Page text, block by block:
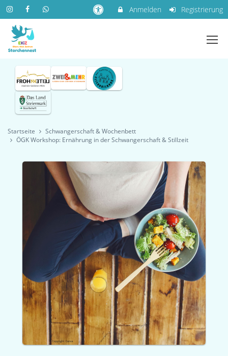
Anmelden Registrierung
Startseite
Schwangerschaft & Wochenbett
ÖGK Workshop: Ernährung in der Schwangerschaft & Stillzeit